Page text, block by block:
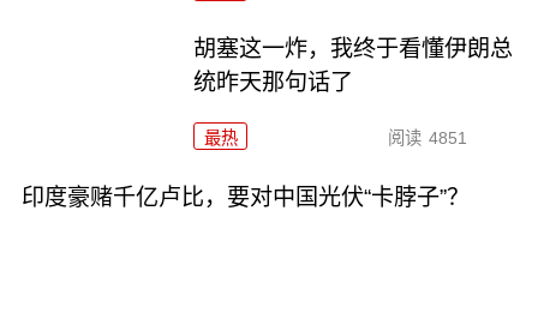
胡塞这一炸，我终于看懂伊朗总
统昨天那句话了
最热 阅读 4851
印度豪赌千亿卢比，要对中国光伏“卡脖子”？